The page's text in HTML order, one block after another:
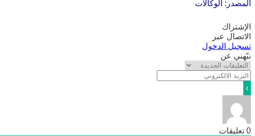
المصدر: الوكالات
الإشتراك
الاتصال عبر
تسجيل الدخول
نبّهني عن
0 تعليقات